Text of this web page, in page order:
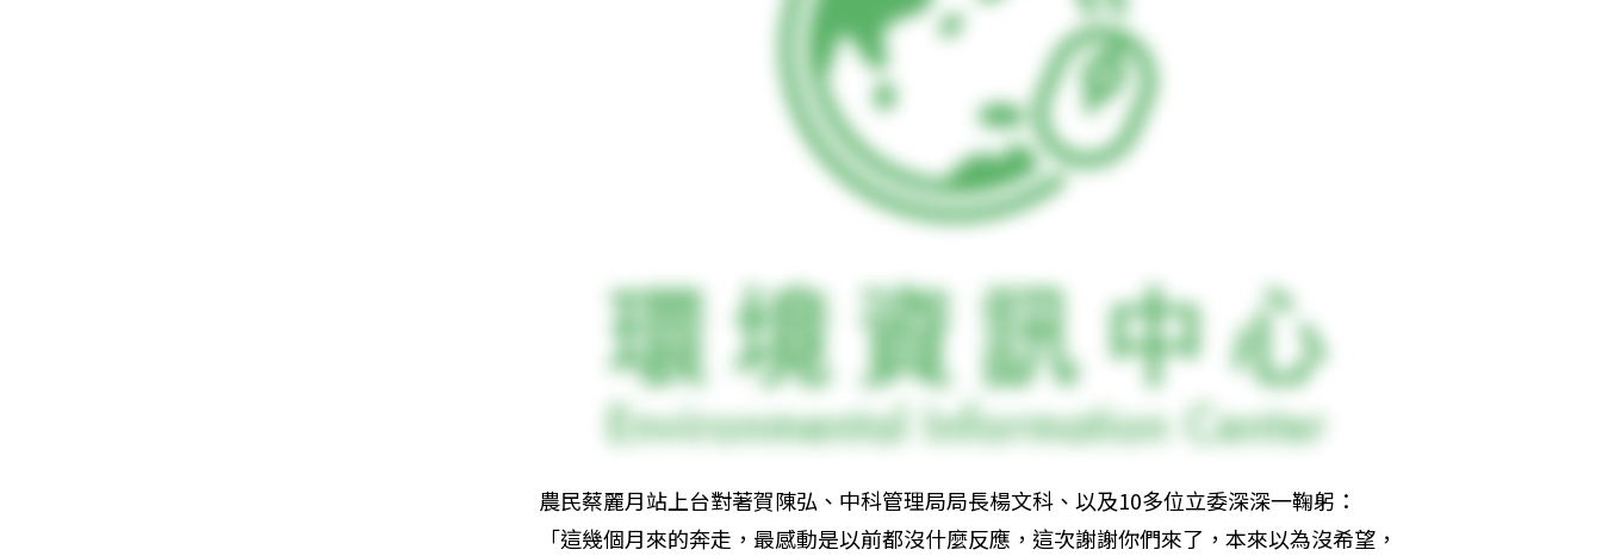
農民蔡麗月站上台對著賀陳弘、中科管理局局長楊文科、以及10多位立委深深一鞠躬：
「這幾個月來的奔走，最感動是以前都沒什麼反應，這次謝謝你們來了，本來以為沒希望，